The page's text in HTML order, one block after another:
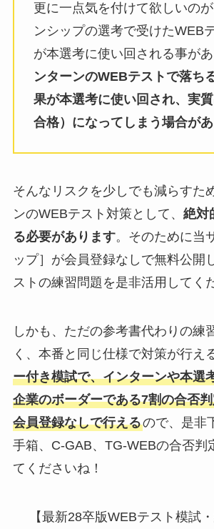
更に一点気を付けて欲しいの
ンシップの選考で受けたWEB
が本選考に使い回される事があ
ンターンのWEBテストで落ち
果が本選考に使い回され、実
合格）になってしまう場合が
そんなリスクを少しでも減らすた
ンのWEBテスト対策として、 絶対
る必要があります。そのために当
ップ］が会員登録なしで無料公開
ストの練習問題を是非活用してく
しかも、ただの参考書代わりの練
く、本番と同じ仕様で対策が行え
ー付き模試で、インターンや本選
企業のボーダーである7割の合否
会員登録なしで行えるので、是非
手箱、C-GAB、TG-WEBの合否判
てくださいね！
【最新28卒版WEBテスト模試